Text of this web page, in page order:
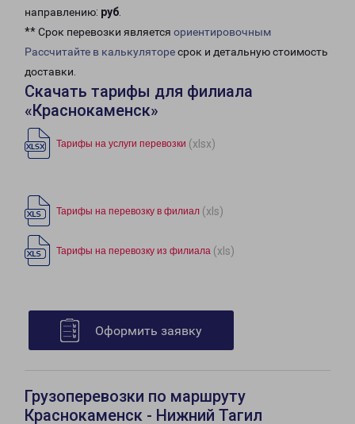
направлению: руб.
** Срок перевозки является ориентировочным
Рассчитайте в калькуляторесрок и детальную стоимость
доставки.
Скачать тарифы для филиала
«Краснокаменск»
Тарифы на услуги перевозки (xlsx)
Тарифы на перевозку в филиал (xls)
Тарифы на перевозку из филиала (xls)
Оформить заявку
Грузоперевозки по маршруту
Краснокаменск - Нижний Тагил